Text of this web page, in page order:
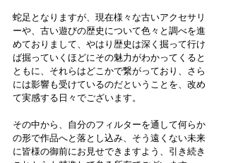
蛇足となりますが、現在様々な古いアクセサリ
ーや、古い遊びの歴史について色々と調べを進
めておりまして、やはり歴史は深く掘って行け
ば掘っていくほどにその魅力がわかってくると
ともに、それらはどこかで繋がっており、さら
には影響も受けているのだということを、改め
て実感する日々でございます。
その中から、自分のフィルターを通して何らか
の形で作品へと落とし込み、 そう遠くない未来
に皆様の御前にお見せできますよう、引き続き